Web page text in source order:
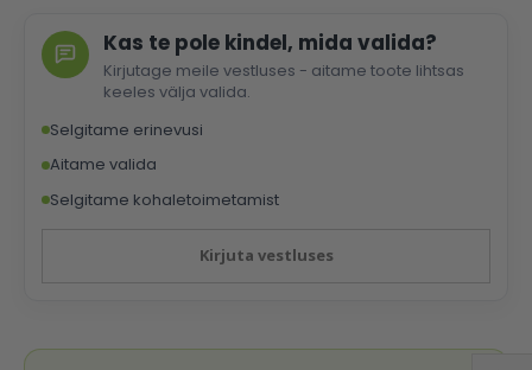
Kas te pole kindel, mida valida?
Kirjutage meile vestluses - aitame toote lihtsas
keeles välja valida.
Selgitame erinevusi
Aitame valida
Selgitame kohaletoimetamist
Kirjuta vestluses